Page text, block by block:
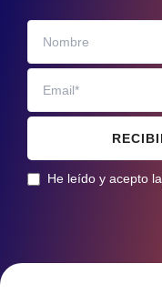
He leído y acepto la